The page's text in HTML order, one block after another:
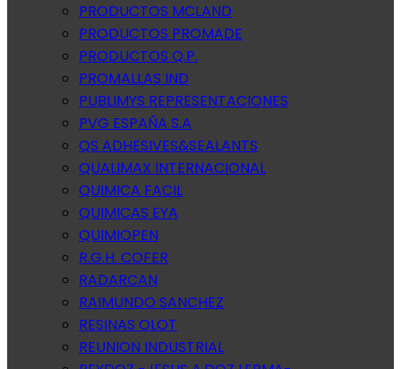
PRODUCTOS MCLAND
PRODUCTOS PROMADE
PRODUCTOS Q.P.
PROMALLAS IND
PUBLIMYS REPRESENTACIONES
PVG ESPAÑA S.A
QS ADHESIVES&SEALANTS
QUALIMAX INTERNACIONAL
QUIMICA FACIL
QUIMICAS EYA
QUIMIOPEN
R.G.H. COFER
RADARCAN
RAIMUNDO SANCHEZ
RESINAS OLOT
REUNION INDUSTRIAL